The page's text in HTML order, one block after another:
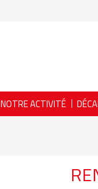
NOTRE ACTIVITÉ